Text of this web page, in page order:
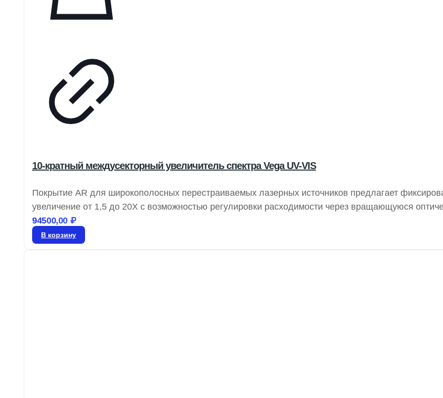
10-кратный междусекторный увеличитель спектра Vega UV-VIS
Покрытие AR для широкополосных перестраиваемых лазерных источников предлагает
увеличение от 1,5 до 20X с возможностью регулировки расходимости через вращающуюся
систему. Компактные расширители луча TECHSPEC Vega специально созданы для высоких
перестраиваемых лазеров и эффективно работают в широком диапазоне длин волн,
94500,00 ₽
В корзину